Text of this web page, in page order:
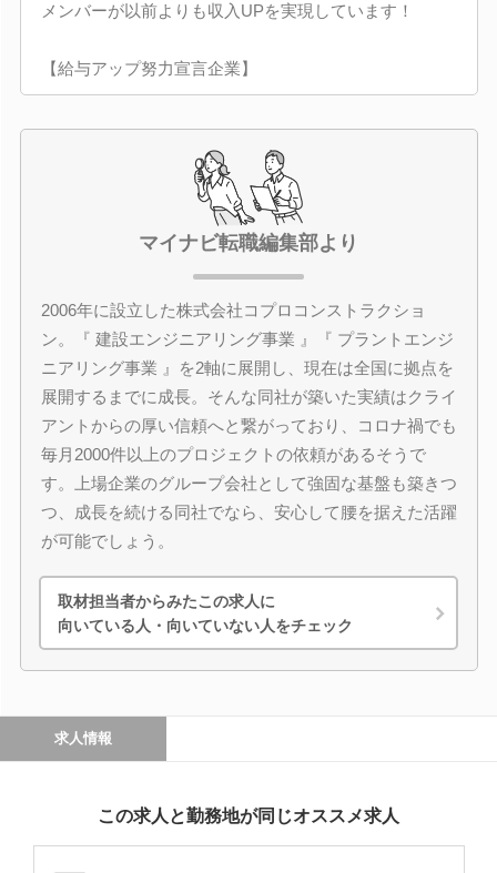
メンバーが以前よりも収入UPを実現しています！
【給与アップ努力宣言企業】
マイナビ転職編集部より
2006年に設立した株式会社コプロコンストラクショ
ン。『 建設エンジニアリング事業 』『 プラントエンジ
ニアリング事業 』を2軸に展開し、現在は全国に拠点を
展開するまでに成長。そんな同社が築いた実績はクライ
アントからの厚い信頼へと繋がっており、コロナ禍でも
毎月2000件以上のプロジェクトの依頼があるそうで
す。上場企業のグループ会社として強固な基盤も築きつ
つ、成長を続ける同社でなら、安心して腰を据えた活躍
が可能でしょう。
取材担当者からみたこの求人に
向いている人・向いていない人をチェック
求人情報
この求人と勤務地が同じオススメ求人